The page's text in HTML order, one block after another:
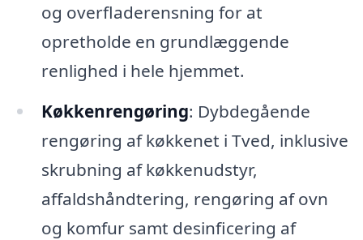
og overfladerensning for at
opretholde en grundlæggende
renlighed i hele hjemmet.
Køkkenrengøring: Dybdegående
rengøring af køkkenet i Tved, inklusive
skrubning af køkkenudstyr,
affaldshåndtering, rengøring af ovn
og komfur samt desinficering af